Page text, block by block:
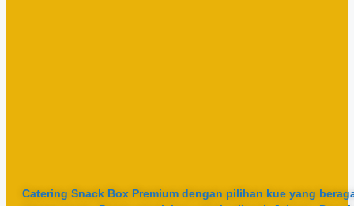
Catering Snack Box Premium dengan pilihan kue yang